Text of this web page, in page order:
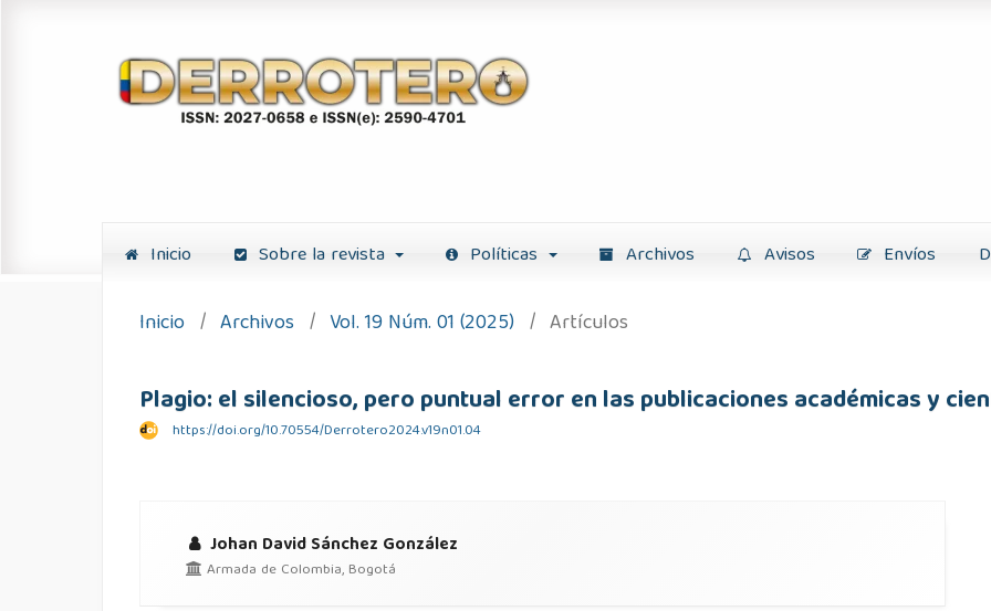
Inicio Sobre la revista Políticas Archivos Avisos Envíos
Inicio / Archivos / Vol. 19 Núm. 01 (2025) / Artículos
Plagio: el silencioso, pero puntual error en las publicaciones académicas y
https://doi.org/10.70554/Derrotero2024.v19n01.04
Johan David Sánchez González
Armada de Colombia, Bogotá